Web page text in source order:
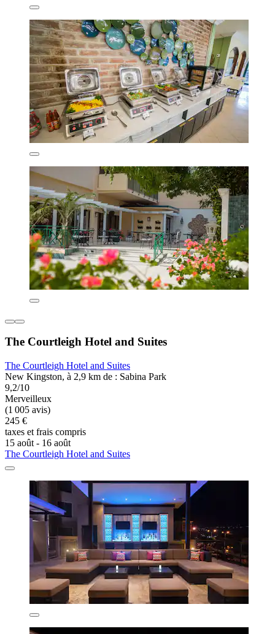
The Courtleigh Hotel and Suites
The Courtleigh Hotel and Suites
New Kingston, à 2,9 km de : Sabina Park
9,2/10
Merveilleux
(1 005 avis)
245 €
taxes et frais compris
15 août - 16 août
The Courtleigh Hotel and Suites